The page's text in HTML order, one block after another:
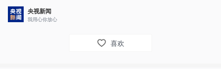
央视新闻
我用心你放心
喜欢